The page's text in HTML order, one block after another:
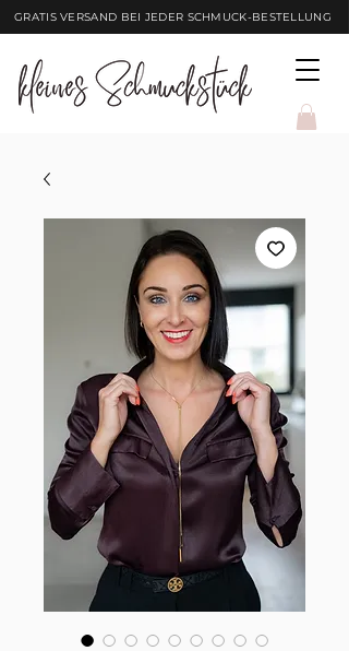
GRATIS VERSAND BEI JEDER SCHMUCK-BESTELLUNG